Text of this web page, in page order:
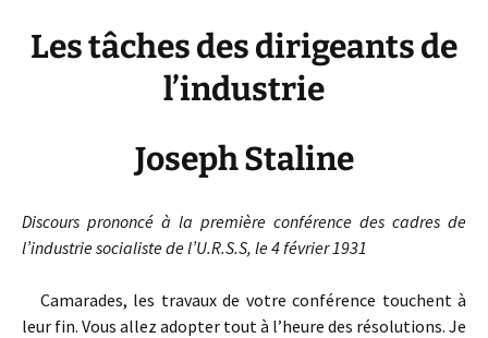
Les tâches des dirigeants de
l’industrie
Joseph Staline
Discours prononcé à la première conférence des cadres de
l’industrie socialiste de l’U.R.S.S, le 4 février 1931
Camarades, les travaux de votre conférence touchent à
leur fin. Vous allez adopter tout à l’heure des résolutions. Je